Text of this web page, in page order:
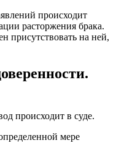
происходит
расторжения брака.
присутствовать на ней,
происходит в суде.
мере